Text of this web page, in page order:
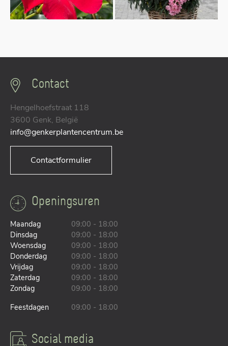
Contact
Hengelhoefstraat 118
3600 Genk, België
info@genkerplantencentrum.be
Contactformulier
Openingsuren
Maandag
09:00 - 18:00
Dinsdag
09:00 - 18:00
Woensdag
09:00 - 18:00
Donderdag
09:00 - 18:00
Vrijdag
09:00 - 18:00
Zaterdag
09:00 - 18:00
Zondag
09:00 - 18:00
Feestdagen
09:00 - 18:00
Social media